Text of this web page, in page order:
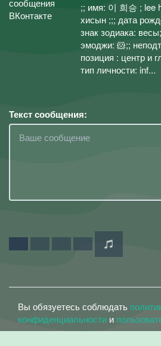
;; имя: 이 희승 ; lee
хисын ;;; дата
знак зодиака:
эмоджи: 🐹;;
позиция : центр и
тип личности: inf...
Текст сообщения:
Вы обязуетесь соблюдать
конфиденциальности и